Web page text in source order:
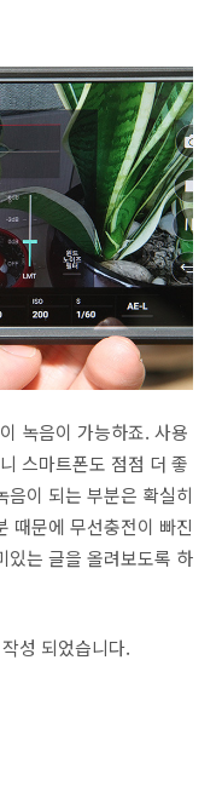
녹음이 가능하죠. 사용
스마트폰도 점점 더 좋
음이 되는 부분은 확실히
때문에 무선충전이 빠진
있는 글을 올려보도록 하
성 되었습니다.